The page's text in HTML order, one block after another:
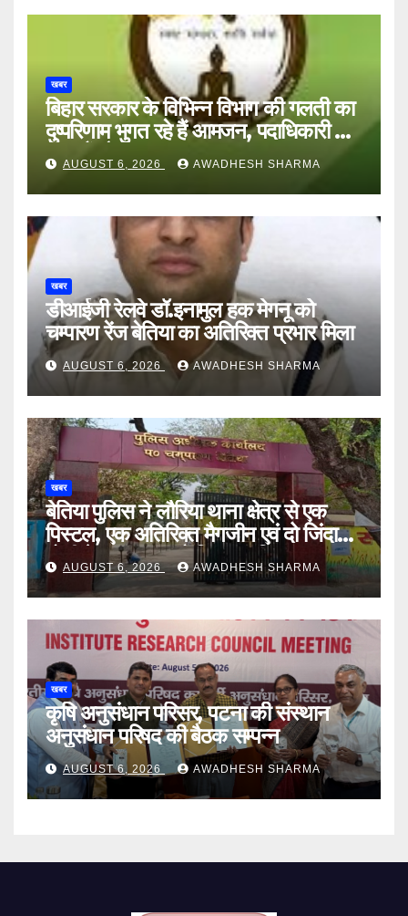
खबर
बिहार सरकार के विभिन्न विभाग की गलती का
दुष्परिणाम भुगत रहे हैं आमजन, पदाधिकारी और
अन्य हैं मौन
AUGUST 6, 2026 AWADHESH SHARMA
खबर
डीआईजी रेलवे डॉ.इनामुल हक मेगनू को
चम्पारण रेंज बेतिया का अतिरिक्त प्रभार मिला
AUGUST 6, 2026 AWADHESH SHARMA
खबर
बेतिया पुलिस ने लौरिया थाना क्षेत्र से एक
पिस्टल, एक अतिरिक्त मैगजीन एवं दो जिंदा
गोली के साथ एक को गिरफ्तार दिया
AUGUST 6, 2026 AWADHESH SHARMA
खबर
कृषि अनुसंधान परिसर, पटना की संस्थान
अनुसंधान परिषद की बैठक सम्पन्न
AUGUST 6, 2026 AWADHESH SHARMA